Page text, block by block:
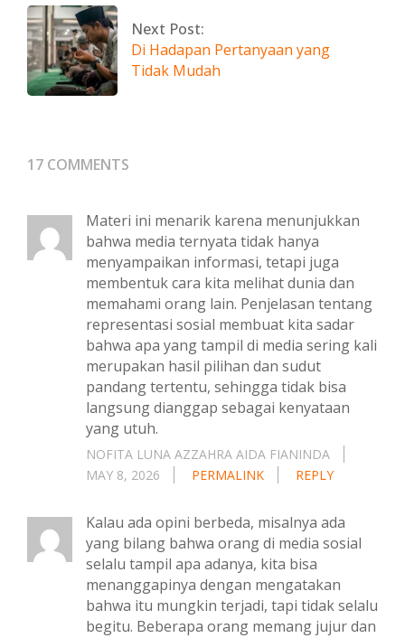
Next Post:
Di Hadapan Pertanyaan yang
Tidak Mudah
17 COMMENTS
Materi ini menarik karena menunjukkan
bahwa media ternyata tidak hanya
menyampaikan informasi, tetapi juga
membentuk cara kita melihat dunia dan
memahami orang lain. Penjelasan tentang
representasi sosial membuat kita sadar
bahwa apa yang tampil di media sering kali
merupakan hasil pilihan dan sudut
pandang tertentu, sehingga tidak bisa
langsung dianggap sebagai kenyataan
yang utuh.
NOFITA LUNA AZZAHRA AIDA FIANINDA
MAY 8, 2026
PERMALINK REPLY
Kalau ada opini berbeda, misalnya ada
yang bilang bahwa orang di media sosial
selalu tampil apa adanya, kita bisa
menanggapinya dengan mengatakan
bahwa itu mungkin terjadi, tapi tidak selalu
begitu. Beberapa orang memang jujur dan